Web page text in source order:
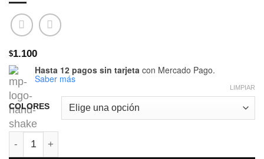
$1.100
Hasta 12 pagos sin tarjeta con Mercado Pago.
Saber más
COLORES
LIMPIAR